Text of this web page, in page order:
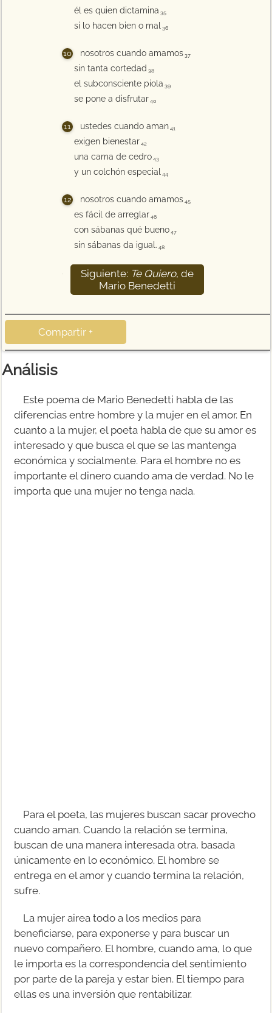
él es quien dictamina 35
si lo hacen bien o mal 36
nosotros cuando amamos 37
sin tanta cortedad 38
el subconsciente piola 39
se pone a disfrutar 40
ustedes cuando aman 41
exigen bienestar 42
una cama de cedro 43
y un colchón especial 44
nosotros cuando amamos 45
es fácil de arreglar 46
con sábanas qué bueno 47
sin sábanas da igual. 48
Siguiente: Te Quiero, de
Mario Benedetti
Compartir +
Análisis
Este poema de Mario Benedetti habla de las
diferencias entre hombre y la mujer en el amor. En
cuanto a la mujer, el poeta habla de que su amor es
interesado y que busca el que se las mantenga
económica y socialmente. Para el hombre no es
importante el dinero cuando ama de verdad. No le
importa que una mujer no tenga nada.
Para el poeta, las mujeres buscan sacar provecho
cuando aman. Cuando la relación se termina,
buscan de una manera interesada otra, basada
únicamente en lo económico. El hombre se
entrega en el amor y cuando termina la relación,
sufre.
La mujer airea todo a los medios para
beneficiarse, para exponerse y para buscar un
nuevo compañero. El hombre, cuando ama, lo que
le importa es la correspondencia del sentimiento
por parte de la pareja y estar bien. El tiempo para
ellas es una inversión que rentabilizar.